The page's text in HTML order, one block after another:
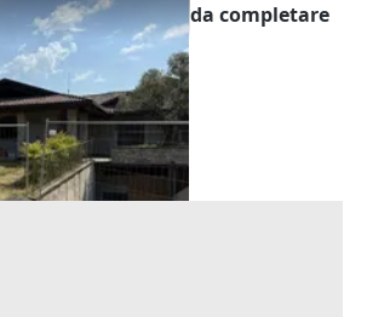
in villa bifamiliare da completare
(Bergamo)